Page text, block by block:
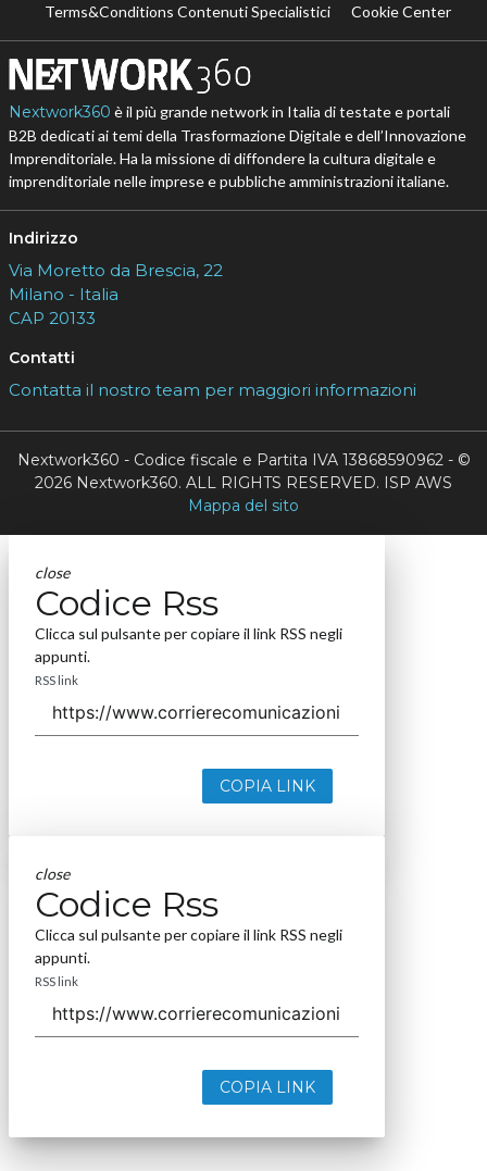
Terms&Conditions Contenuti Specialistici
Cookie Center
Nextwork360 è il più grande network in Italia di testate e portali
B2B dedicati ai temi della Trasformazione Digitale e dell’Innovazione
Imprenditoriale. Ha la missione di diffondere la cultura digitale e
imprenditoriale nelle imprese e pubbliche amministrazioni italiane.
Indirizzo
Via Moretto da Brescia, 22
Milano - Italia
CAP 20133
Contatti
Contatta il nostro team per maggiori informazioni
Nextwork360 - Codice fiscale e Partita IVA 13868590962 - ©
2026 Nextwork360. ALL RIGHTS RESERVED. ISP AWS
Mappa del sito
close
Codice Rss
Clicca sul pulsante per copiare il link RSS negli
appunti.
RSS link
COPIA LINK
close
Codice Rss
Clicca sul pulsante per copiare il link RSS negli
appunti.
RSS link
COPIA LINK